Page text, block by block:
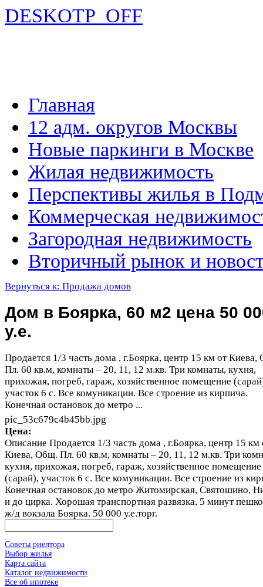
DESKOTP_OFF
Главная
12 адм. округов Москвы
Новые паркинги в Москве
Жилая недвижимость
Перспективы жилья в
Коммерческая
Загородная недвижимость
Вторичный рынок и
Вернуться к: Продажа домов
Дом в Боярка, 60 м2 цена 50
у.е.
Продается 1/3 часть дома , г.Боярка, центр 15 км от
Пл. 60 кв.м, комнаты – 20, 11, 12 м.кв. Три комнаты, кухня,
прихожая, погреб, гараж, хозяйственное помещение
участок 6 с. Все комуникации. Все строение из кирпича.
Конечная остановок до метро ...
pic_53c679c4b45bb.jpg
Цена:
Описание Продается 1/3 часть дома , г.Боярка, центр 15 км
Киева, Общ. Пл. 60 кв.м, комнаты – 20, 11, 12 м.кв. Три
кухня, прихожая, погреб, гараж, хозяйственное помещение
(сарай), участок 6 с. Все комуникации. Все строение из
Конечная остановок до метро Житомирская, Святошино,
и до цирка. Хорошая транспортная развязка, 5 минут
ж/д вокзала Боярка. 50 000 у.е.торг.
Советы риелтора
Выбор жилья
Карта сайта
Каталог недвижимости
Все об ипотеке